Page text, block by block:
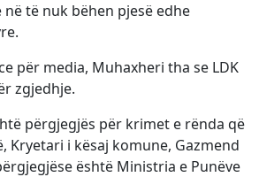
të nuk bëhen pjesë edhe
për media, Muhaxheri tha se LDK
zgjedhje.
përgjegjës për krimet e rënda që
Kryetari i kësaj komune, Gazmend
është Ministria e Punëve